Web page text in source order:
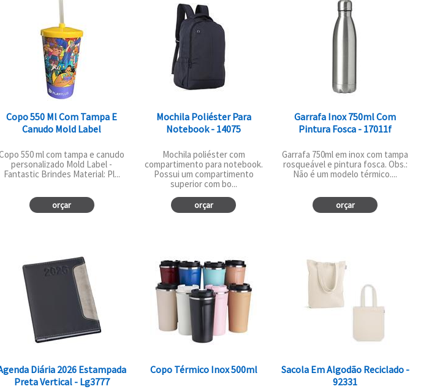
Copo 550 Ml Com Tampa E
Canudo Mold Label
550 ml com tampa e canudo
personalizado Mold Label -
Fantastic Brindes Material: Pl...
orçar
Mochila Poliéster Para
Notebook - 14075
Mochila poliéster com
compartimento para notebook.
Possui um compartimento
superior com bo...
orçar
Garrafa Inox 750ml Com
Pintura Fosca - 17011f
Garrafa 750ml em inox com tampa
rosqueável e pintura fosca. Obs.:
Não é um modelo térmico....
orçar
Diária 2026 Estampada
Preta Vertical - Lg3777
Copo Térmico Inox 500ml
Sacola Em Algodão Reciclado -
92331